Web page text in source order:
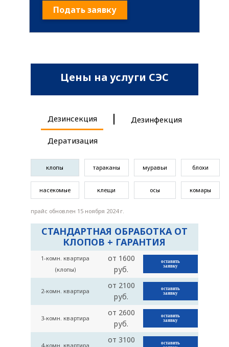
Подать заявку
Цены на услуги СЭС
Дезинсекция Дезинфекция
Дератизация
клопы тараканы муравьи блохи
насекомые клещи осы комары
прайс обновлен 15 ноября 2024 г.
СТАНДАРТНАЯ ОБРАБОТКА ОТ
КЛОПОВ + ГАРАНТИЯ
1-комн. квартира
(клопы)
от 1600
руб.
оставить
заявку
2-комн. квартира
от 2100
руб.
оставить
заявку
3-комн. квартира
от 2600
руб.
оставить
заявку
4-комн. квартира
от 3100
оставить